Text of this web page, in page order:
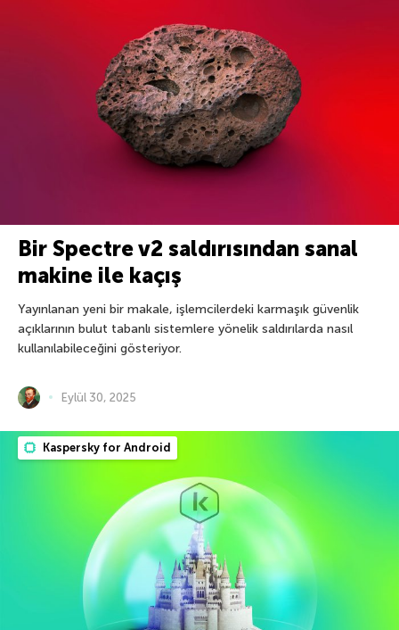
Bir Spectre v2 saldırısından sanal
makine ile kaçış
Yayınlanan yeni bir makale, işlemcilerdeki karmaşık güvenlik
açıklarının bulut tabanlı sistemlere yönelik saldırılarda nasıl
kullanılabileceğini gösteriyor.
Eylül 30, 2025
Kaspersky for Android